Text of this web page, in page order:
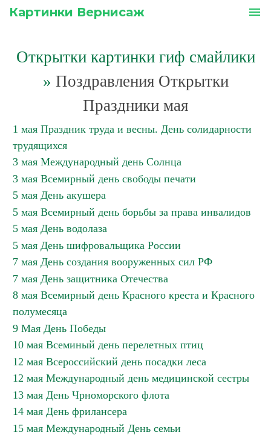
Картинки Вернисаж menu
Открытки картинки гиф смайлики
» Поздравления Открытки
Праздники мая
1 мая Праздник труда и весны. День солидарности
трудящихся
3 мая Международный день Солнца
3 мая Всемирный день свободы печати
5 мая День акушера
5 мая Всемирный день борьбы за права инвалидов
5 мая День водолаза
5 мая День шифровальщика России
7 мая День создания вооруженных сил РФ
7 мая День защитника Отечества
8 мая Всемирный день Красного креста и Красного
полумесяца
9 Мая День Победы
10 мая Всеминый день перелетных птиц
12 мая Всероссийский день посадки леса
12 мая Международный день медицинской сестры
13 мая День Чрноморского флота
14 мая День фрилансера
15 мая Международный День семьи